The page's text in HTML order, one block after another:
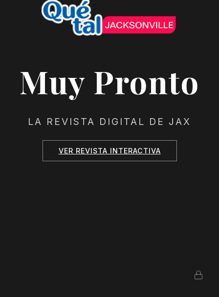
Muy Pronto
LA REVISTA DIGITAL DE JAX
VER REVISTA INTERACTIVA